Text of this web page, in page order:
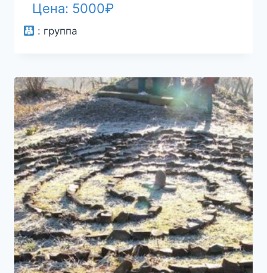
Цена: 5000₽
: группа